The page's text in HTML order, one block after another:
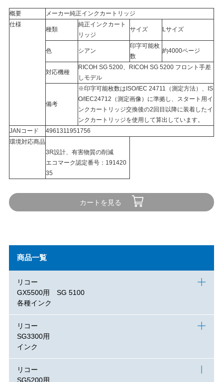
概要
メーカー純正インクカートリッジ
仕様
種類
純正インクカート
リッジ
サイズ Lサイズ
色 シアン
印字可能枚
数
約4000ページ
対応機種
RICOH SG 5200、RICOH SG 5200 フロント手差
しモデル
備考
※印字可能枚数はISO/IEC 24711（測定方法）、IS
O/IEC24712（測定画像）に準拠し、スタート用イ
ンクカートリッジ交換後の2回目以降に装着したイ
ンクカートリッジを使用して算出しています。
JANコード
4961311951756
環境対応商品
3R設計、有害物質の削減
エコマーク認定番号：191420
35
カートを見る
商品一覧
リコー
GX5500用 SG 5100
各種インク
リコー
SG3300用
インク
リコー
SG5200用